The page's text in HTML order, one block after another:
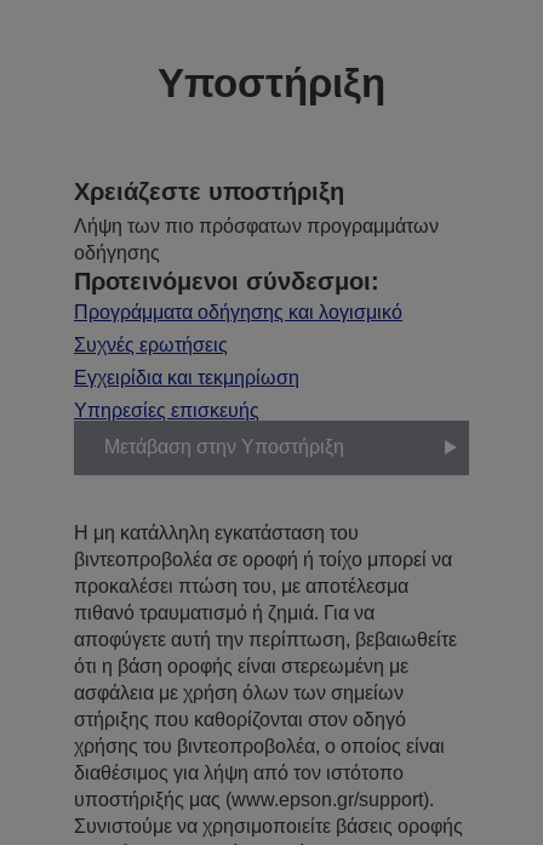
Υποστήριξη
Χρειάζεστε υποστήριξη
Λήψη των πιο πρόσφατων προγραμμάτων
οδήγησης
Προτεινόμενοι σύνδεσμοι:
Προγράμματα οδήγησης και λογισμικό
Συχνές ερωτήσεις
Εγχειρίδια και τεκμηρίωση
Υπηρεσίες επισκευής
Μετάβαση στην Υποστήριξη
Η μη κατάλληλη εγκατάσταση του
βιντεοπροβολέα σε οροφή ή τοίχο μπορεί να
προκαλέσει πτώση του, με αποτέλεσμα
πιθανό τραυματισμό ή ζημιά. Για να
αποφύγετε αυτή την περίπτωση, βεβαιωθείτε
ότι η βάση οροφής είναι στερεωμένη με
ασφάλεια με χρήση όλων των σημείων
στήριξης που καθορίζονται στον οδηγό
χρήσης του βιντεοπροβολέα, ο οποίος είναι
διαθέσιμος για λήψη από τον ιστότοπο
υποστήριξής μας (www.epson.gr/support).
Συνιστούμε να χρησιμοποιείτε βάσεις οροφής